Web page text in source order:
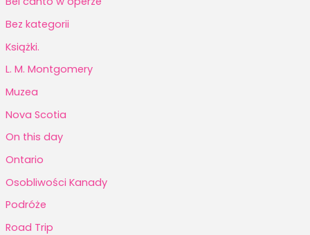
Bez kategorii
Książki.
L. M. Montgomery
Muzea
Nova Scotia
On this day
Ontario
Osobliwości Kanady
Podróże
Road Trip